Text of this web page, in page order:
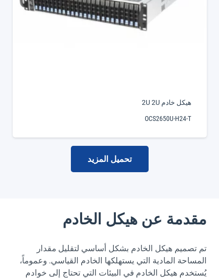
هيكل خادم 2U 2U
OCS2650U-H24-T
تحميل المزيد
مقدمة عن هيكل الخادم
تم تصميم هيكل الخادم بشكل أساسي لتقليل مقدار
المساحة المادية التي يستهلكها الخادم القياسي. وعموماً،
يُستخدم هيكل الخادم في البيئات التي تحتاج إلى خوادم